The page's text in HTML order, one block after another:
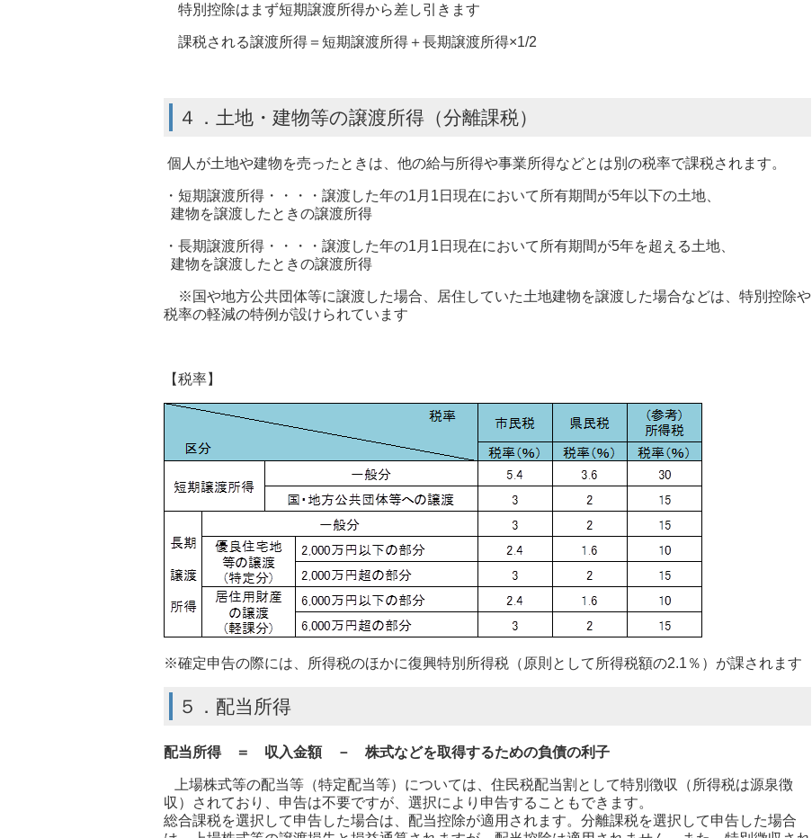
特別控除はまず短期譲渡所得から差し引きます
課税される譲渡所得＝短期譲渡所得＋長期譲渡所得×1/2
４．土地・建物等の譲渡所得（分離課税）
個人が土地や建物を売ったときは、他の給与所得や事業所得などとは別の税率で課税されます。
・短期譲渡所得・・・・譲渡した年の1月1日現在において所有期間が5年以下の土地、
建物を譲渡したときの譲渡所得
・長期譲渡所得・・・・譲渡した年の1月1日現在において所有期間が5年を超える土地、
建物を譲渡したときの譲渡所得
※国や地方公共団体等に譲渡した場合、居住していた土地建物を譲渡した場合などは、特別控除や
税率の軽減の特例が設けられています
【税率】
※確定申告の際には、所得税のほかに復興特別所得税（原則として所得税額の2.1％）が課されます
５．配当所得
配当所得 ＝ 収入金額 － 株式などを取得するための負債の利子
上場株式等の配当等（特定配当等）については、住民税配当割として特別徴収（所得税は源泉徴
収）されており、申告は不要ですが、選択により申告することもできます。
総合課税を選択して申告した場合は、配当控除が適用されます。分離課税を選択して申告した場合